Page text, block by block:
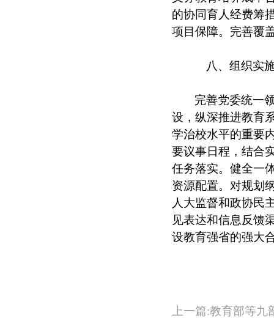
的协同育人经费筹
项目保障。完善覆
八、组织实
完善党委统一
设，纵深推进教育
学治校水平的重要
要议事日程，结合
任务落实。健全一
资源配置。对规划
人大监督和政协民
见表达和信息反馈
设教育强省的强大
上一篇:教育部等